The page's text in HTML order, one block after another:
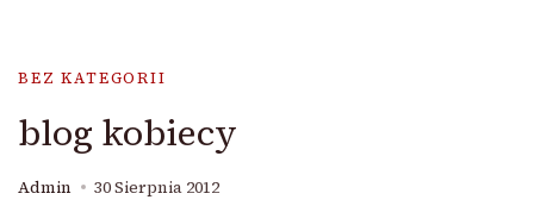
BEZ KATEGORII
blog kobiecy
Admin 30 Sierpnia 2012